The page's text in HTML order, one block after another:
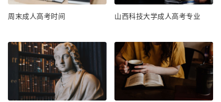
周末成人高考时间 山西科技大学成人高考专业